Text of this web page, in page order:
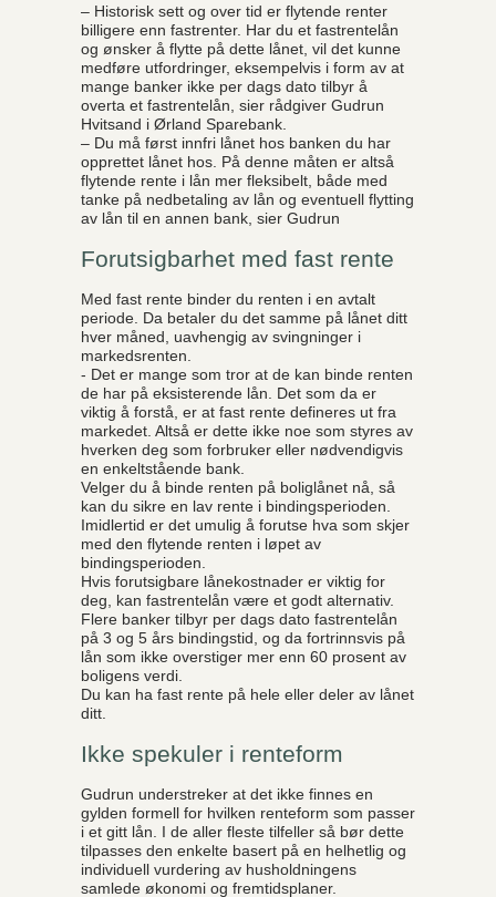
– Historisk sett og over tid er flytende renter
billigere enn fastrenter. Har du et fastrentelån
og ønsker å flytte på dette lånet, vil det kunne
medføre utfordringer, eksempelvis i form av at
mange banker ikke per dags dato tilbyr å
overta et fastrentelån, sier rådgiver Gudrun
Hvitsand i Ørland Sparebank.
– Du må først innfri lånet hos banken du har
opprettet lånet hos. På denne måten er altså
flytende rente i lån mer fleksibelt, både med
tanke på nedbetaling av lån og eventuell flytting
av lån til en annen bank, sier Gudrun
Forutsigbarhet med fast rente
Med fast rente binder du renten i en avtalt
periode. Da betaler du det samme på lånet ditt
hver måned, uavhengig av svingninger i
markedsrenten.
- Det er mange som tror at de kan binde renten
de har på eksisterende lån. Det som da er
viktig å forstå, er at fast rente defineres ut fra
markedet. Altså er dette ikke noe som styres av
hverken deg som forbruker eller nødvendigvis
en enkeltstående bank.
Velger du å binde renten på boliglånet nå, så
kan du sikre en lav rente i bindingsperioden.
Imidlertid er det umulig å forutse hva som skjer
med den flytende renten i løpet av
bindingsperioden.
Hvis forutsigbare lånekostnader er viktig for
deg, kan fastrentelån være et godt alternativ.
Flere banker tilbyr per dags dato fastrentelån
på 3 og 5 års bindingstid, og da fortrinnsvis på
lån som ikke overstiger mer enn 60 prosent av
boligens verdi.
Du kan ha fast rente på hele eller deler av lånet
ditt.
Ikke spekuler i renteform
Gudrun understreker at det ikke finnes en
gylden formell for hvilken renteform som passer
i et gitt lån. I de aller fleste tilfeller så bør dette
tilpasses den enkelte basert på en helhetlig og
individuell vurdering av husholdningens
samlede økonomi og fremtidsplaner.